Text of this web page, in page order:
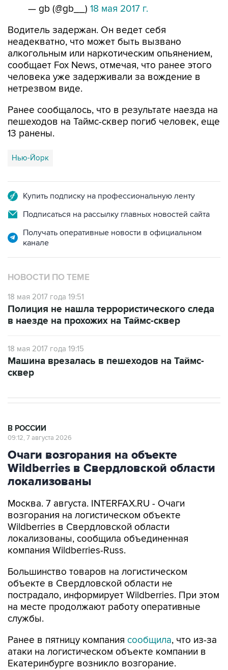
— gb (@gb__) 18 мая 2017 г.
Водитель задержан. Он ведет себя
неадекватно, что может быть вызвано
алкогольным или наркотическим опьянением,
сообщает Fox News, отмечая, что ранее этого
человека уже задерживали за вождение в
нетрезвом виде.
Ранее сообщалось, что в результате наезда на
пешеходов на Таймс-сквер погиб человек, еще
13 ранены.
Нью-Йорк
Купить подписку на профессиональную ленту
Подписаться на рассылку главных новостей сайта
Получать оперативные новости в официальном
канале
НОВОСТИ ПО ТЕМЕ
18 мая 2017 года 19:51
Полиция не нашла террористического следа
в наезде на прохожих на Таймс-сквер
18 мая 2017 года 19:15
Машина врезалась в пешеходов на Таймс-
сквер
В РОССИИ
09:12, 7 августа 2026
Очаги возгорания на объекте
Wildberries в Свердловской области
локализованы
Москва. 7 августа. INTERFAX.RU - Очаги
возгорания на логистическом объекте
Wildberries в Свердловской области
локализованы, сообщила объединенная
компания Wildberries-Russ.
Большинство товаров на логистическом
объекте в Свердловской области не
пострадало, информирует Wildberries. При этом
на месте продолжают работу оперативные
службы.
Ранее в пятницу компания сообщила, что из-за
атаки на логистическом объекте компании в
Екатеринбурге возникло возгорание.